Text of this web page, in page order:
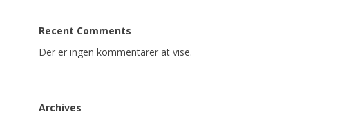
Recent Comments
Der er ingen kommentarer at vise.
Archives